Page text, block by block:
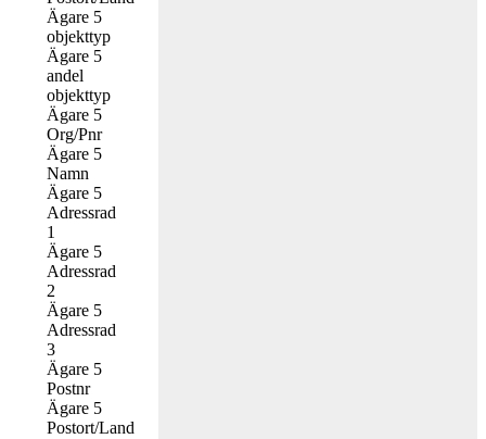
Ägare 5
objekttyp
Ägare 5
andel
objekttyp
Ägare 5
Org/Pnr
Ägare 5
Namn
Ägare 5
Adressrad
1
Ägare 5
Adressrad
2
Ägare 5
Adressrad
3
Ägare 5
Postnr
Ägare 5
Postort/Land